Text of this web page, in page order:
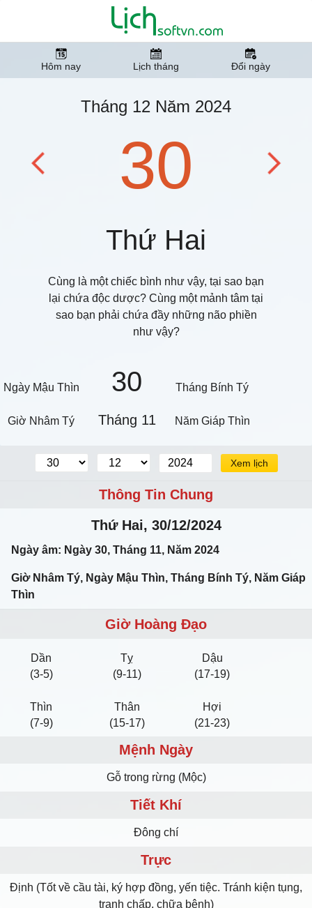
Hôm nay Lịch tháng Đổi ngày
Tháng 12 Năm 2024
30
Thứ Hai
Cùng là một chiếc bình như vậy, tại sao bạn
lại chứa độc dược? Cùng một mảnh tâm tại
sao bạn phải chứa đầy những não phiền
như vậy?
Ngày Mậu Thìn 30 Tháng Bính Tý
Giờ Nhâm Tý Tháng 11 Năm Giáp Thìn
Xem lịch
Thông Tin Chung
Thứ Hai, 30/12/2024
Ngày âm: Ngày 30, Tháng 11, Năm 2024
Giờ Nhâm Tý, Ngày Mậu Thìn, Tháng Bính Tý, Năm Giáp
Thìn
Giờ Hoàng Đạo
Dần
(3-5)
Tỵ
(9-11)
Dậu
(17-19)
Thìn
(7-9)
Thân
(15-17)
Hợi
(21-23)
Mệnh Ngày
Gỗ trong rừng (Mộc)
Tiết Khí
Đông chí
Trực
Định (Tốt về cầu tài, ký hợp đồng, yến tiệc. Tránh kiện tụng,
tranh chấp, chữa bệnh)